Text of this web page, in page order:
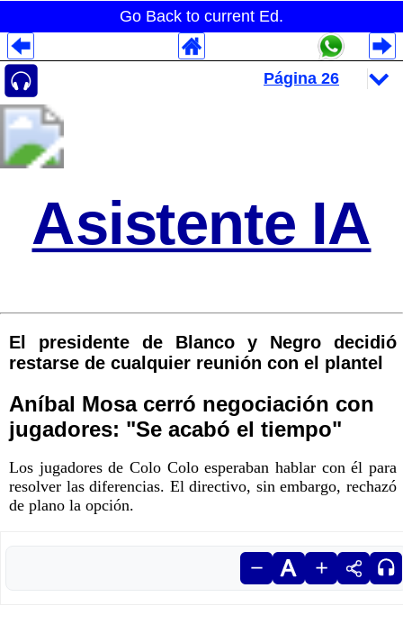
Go Back to current Ed.
Asistente IA
El presidente de Blanco y Negro decidió
restarse de cualquier reunión con el plantel
Aníbal Mosa cerró negociación con
jugadores: "Se acabó el tiempo"
Los jugadores de Colo Colo esperaban hablar con él para
resolver las diferencias. El directivo, sin embargo, rechazó
de plano la opción.
Despliegues Analytics
Despliegues Totales
Despliegues por Rubros